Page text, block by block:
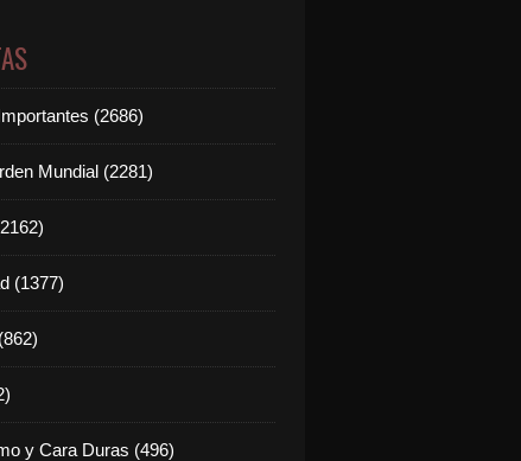
(2686)
Mundial (2281)
(1377)
y Cara Duras (496)